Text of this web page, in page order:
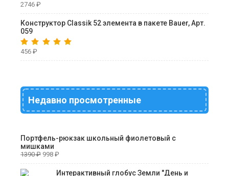
2746 ₽
Конструктор Classik 52 элемента в пакете Bauer, Арт.
059
456 ₽
Недавно просмотренные
Портфель-рюкзак школьный фиолетовый с
мишками
1390₽ 998 ₽
Интерактивный глобус Земли "День и